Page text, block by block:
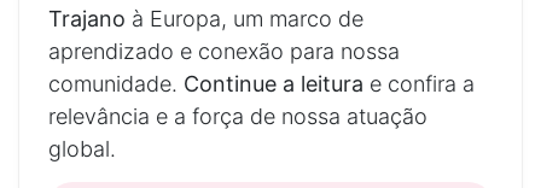
Trajano à Europa, um marco de
aprendizado e conexão para nossa
comunidade. Continue a leitura e confira a
relevância e a força de nossa atuação
global.